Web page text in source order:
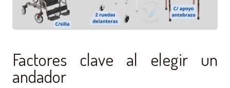
Factores clave al elegir un
andador